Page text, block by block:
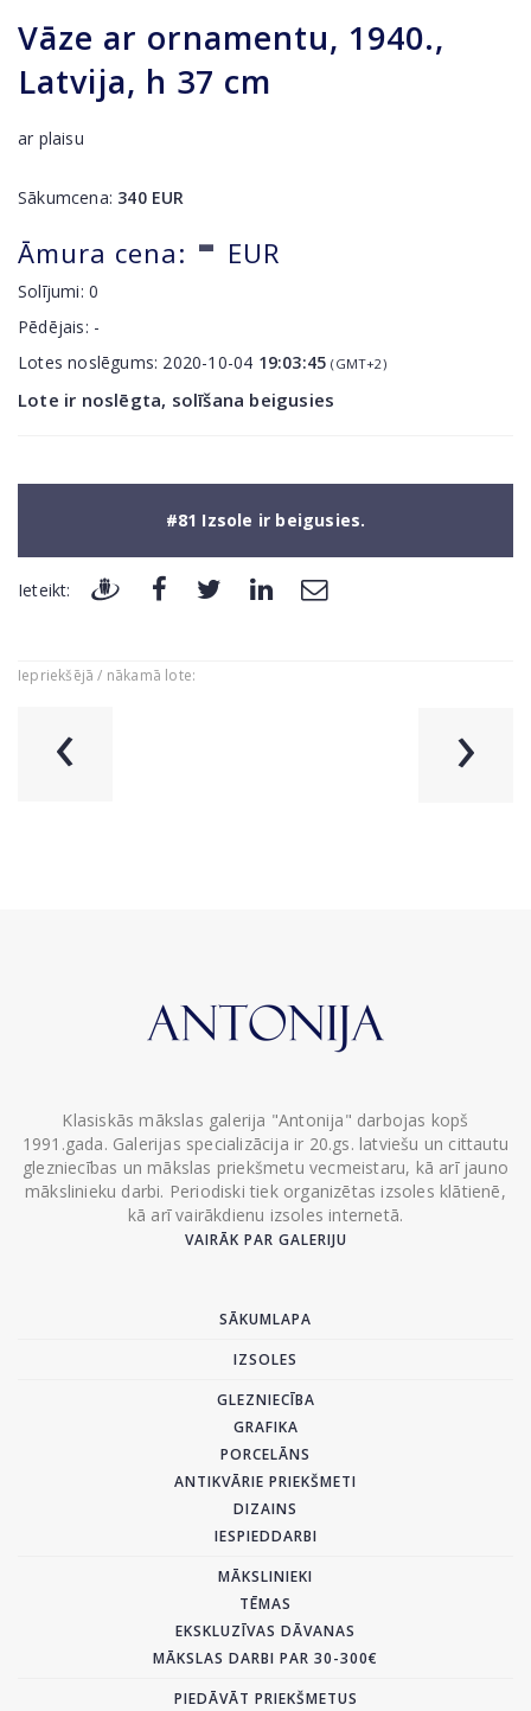
Vāze ar ornamentu, 1940.,
Latvija, h 37 cm
ar plaisu
Sākumcena: 340EUR
Āmura cena: - EUR
Solījumi:0
Pēdējais: -
Lotes noslēgums: 2020-10-04 19:03:45 (GMT+2)
Lote ir noslēgta, solīšana beigusies
#81 Izsole ir beigusies.
Ieteikt:
Iepriekšējā / nākamā lote:
‹ ›
Klasiskās mākslas galerija "Antonija" darbojas kopš
1991.gada. Galerijas specializācija ir 20.gs. latviešu un cittautu
glezniecības un mākslas priekšmetu vecmeistaru, kā arī jauno
mākslinieku darbi. Periodiski tiek organizētas izsoles klātienē,
kā arī vairākdienu izsoles internetā.
VAIRĀK PAR GALERIJU
SĀKUMLAPA
IZSOLES
GLEZNIECĪBA
GRAFIKA
PORCELĀNS
ANTIKVĀRIE PRIEKŠMETI
DIZAINS
IESPIEDDARBI
MĀKSLINIEKI
TĒMAS
EKSKLUZĪVAS DĀVANAS
MĀKSLAS DARBI PAR 30-300€
PIEDĀVĀT PRIEKŠMETUS